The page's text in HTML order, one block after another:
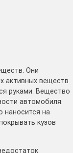
Они
активных веществ
руками. Вещество
автомобиля.
наносится на
кузов